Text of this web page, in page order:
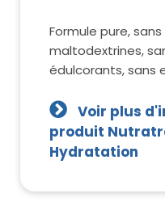
Formule pure,
maltodextrines,
édulcorants, sans
Voir plus
produit
Hydratation